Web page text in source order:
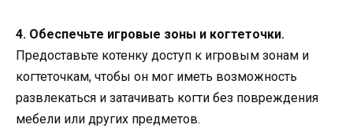
4. Обеспечьте игровые зоны и когтеточки.
Предоставьте котенку доступ к игровым зонам и
когтеточкам, чтобы он мог иметь возможность
развлекаться и затачивать когти без повреждения
мебели или других предметов.